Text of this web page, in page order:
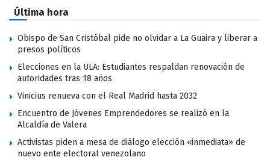
Última hora
Obispo de San Cristóbal pide no olvidar a La Guaira y liberar a
presos políticos
Elecciones en la ULA: Estudiantes respaldan renovación de
autoridades tras 18 años
Vinicius renueva con el Real Madrid hasta 2032
Encuentro de Jóvenes Emprendedores se realizó en la
Alcaldía de Valera
Activistas piden a mesa de diálogo elección «inmediata» de
nuevo ente electoral venezolano